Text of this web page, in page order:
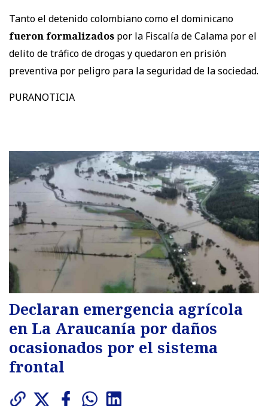
Tanto el detenido colombiano como el dominicano
fueron formalizados por la Fiscalía de Calama por el
delito de tráfico de drogas y quedaron en prisión
preventiva por peligro para la seguridad de la sociedad.
PURANOTICIA
Declaran emergencia agrícola
en La Araucanía por daños
ocasionados por el sistema
frontal